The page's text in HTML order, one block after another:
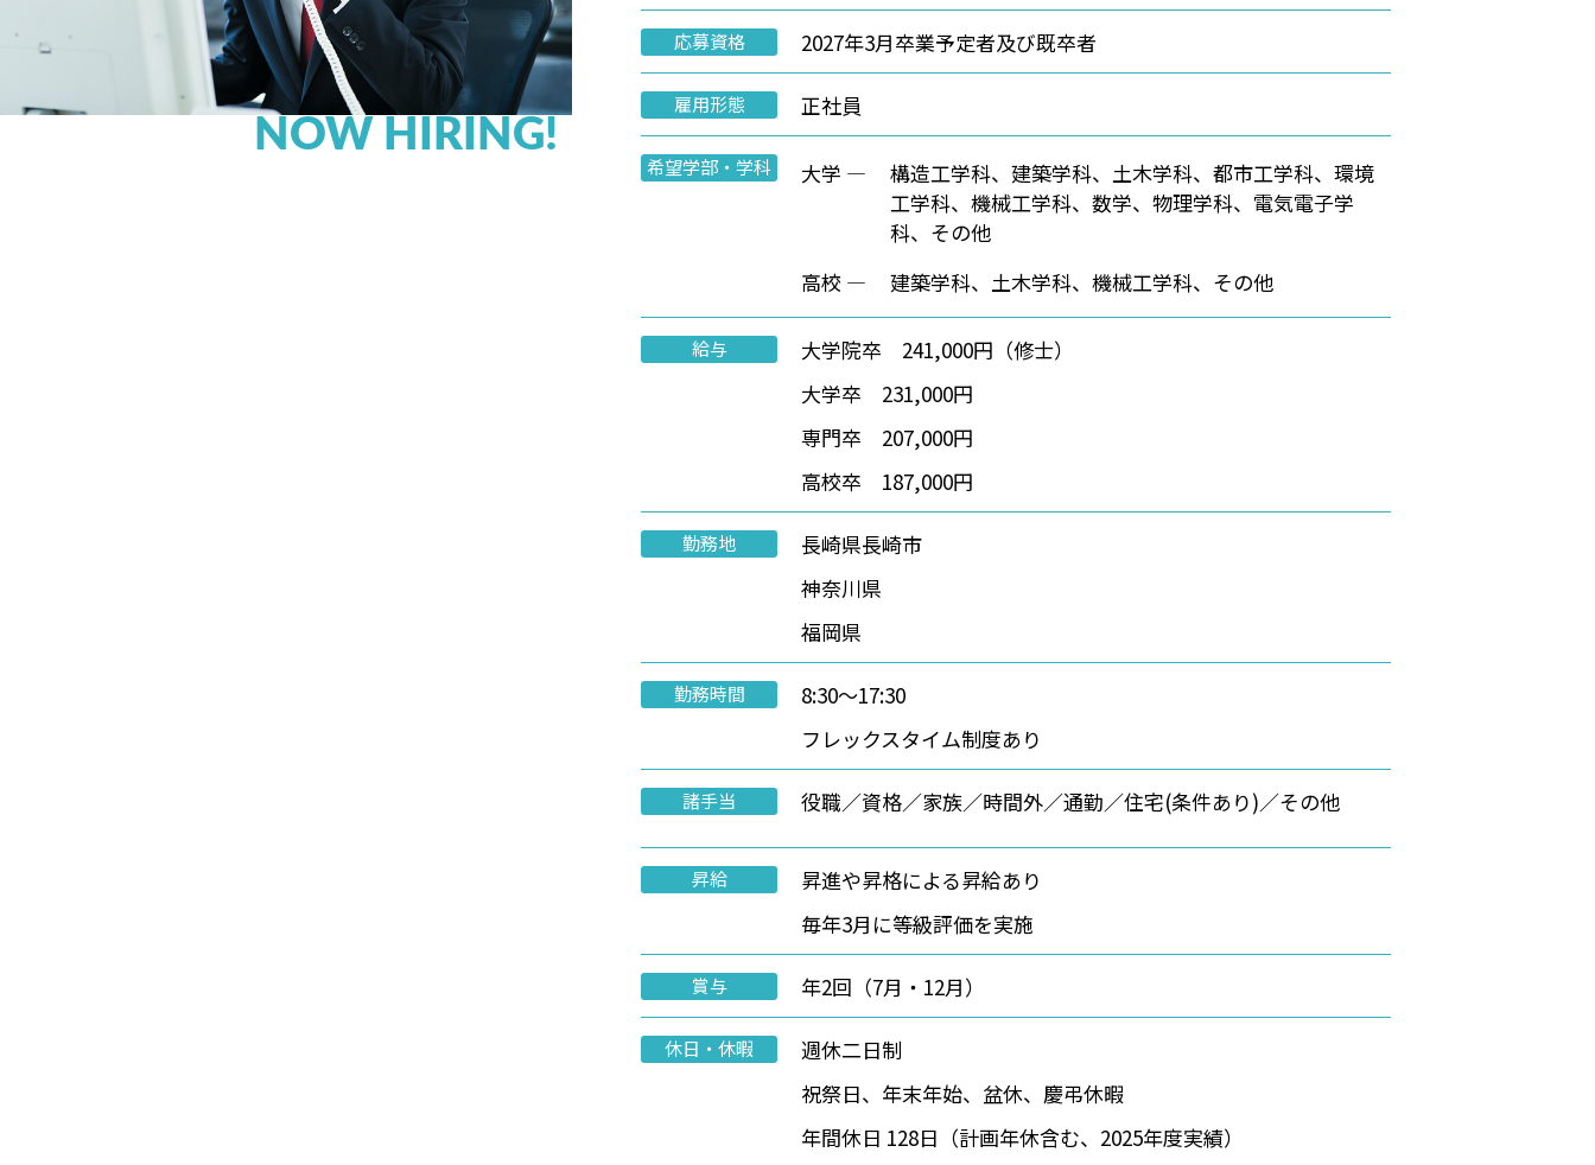
NOW HIRING!
応募資格 2027年3月卒業予定者及び既卒者
雇用形態 正社員
希望学部・学科 大学 ―
構造工学科、建築学科、土木学科、都市工学科、環境
工学科、機械工学科、数学、物理学科、電気電子学
科、その他
高校 ―
建築学科、土木学科、機械工学科、その他
給与
大学院卒 241,000円（修士）
大学卒 231,000円
専門卒 207,000円
高校卒 187,000円
勤務地
長崎県長崎市
神奈川県
福岡県
勤務時間
8:30～17:30
フレックスタイム制度あり
諸手当 役職／資格／家族／時間外／通勤／住宅(条件あり)／その他
昇給
昇進や昇格による昇給あり
毎年3月に等級評価を実施
賞与 年2回（7月・12月）
休日・休暇
週休二日制
祝祭日、年末年始、盆休、慶弔休暇
年間休日 128日（計画年休含む、2025年度実績）